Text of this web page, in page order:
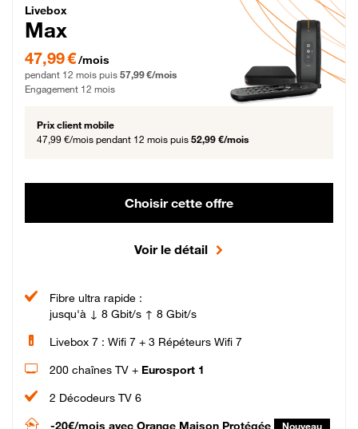
Livebox Max Fibre
Livebox
Max
47,99 € par mois pendant 12 mois puis 57,99 € par mois, Engagement 12 mois
47,99 €/mois
pendant 12 mois puis 57,99 €/mois
Engagement 12 mois
Prix client mobile
47,99 €/mois pendant 12 mois puis 52,99 €/mois
Choisir cette offre
Voir le détail
Fibre ultra rapide :
jusqu'à ↓ 8 Gbit/s ↑ 8 Gbit/s
Livebox 7 : Wifi 7 + 3 Répéteurs Wifi 7
200 chaînes TV + Eurosport 1
2 Décodeurs TV 6
-20€/mois avec Orange Maison Protégée Nouveau